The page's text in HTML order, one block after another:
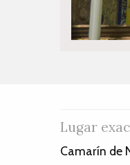
Lugar
Camarín de